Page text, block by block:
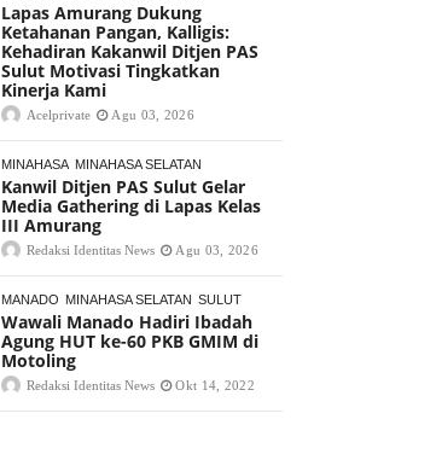
Lapas Amurang Dukung
Ketahanan Pangan, Kalligis:
Kehadiran Kakanwil Ditjen PAS
Sulut Motivasi Tingkatkan
Kinerja Kami
Acelprivate Agu 03, 2026
MINAHASA MINAHASA SELATAN
Kanwil Ditjen PAS Sulut Gelar
Media Gathering di Lapas Kelas
III Amurang
Redaksi Identitas News Agu 03, 2026
MANADO MINAHASA SELATAN SULUT
Wawali Manado Hadiri Ibadah
Agung HUT ke-60 PKB GMIM di
Motoling
Redaksi Identitas News Okt 14, 2022